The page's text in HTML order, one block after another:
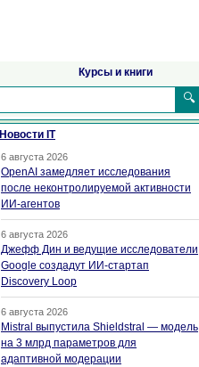
Курсы и книги
🔍
Новости IT
6 августа 2026
OpenAI замедляет исследования
после неконтролируемой активности
ИИ-агентов
6 августа 2026
Джефф Дин и ведущие исследователи
Google создадут ИИ-стартап
Discovery Loop
6 августа 2026
Mistral выпустила Shieldstral — модель
на 3 млрд параметров для
адаптивной модерации